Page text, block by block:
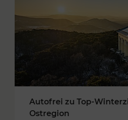
Autofrei zu Top-
Ostregion